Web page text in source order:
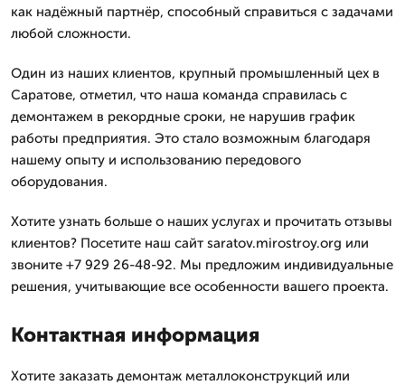
как надёжный партнёр, способный справиться с задачами
любой сложности.
Один из наших клиентов, крупный промышленный цех в
Саратове, отметил, что наша команда справилась с
демонтажем в рекордные сроки, не нарушив график
работы предприятия. Это стало возможным благодаря
нашему опыту и использованию передового
оборудования.
Хотите узнать больше о наших услугах и прочитать отзывы
клиентов? Посетите наш сайт saratov.mirostroy.org или
звоните +7 929 26-48-92. Мы предложим индивидуальные
решения, учитывающие все особенности вашего проекта.
Контактная информация
Хотите заказать демонтаж металлоконструкций или